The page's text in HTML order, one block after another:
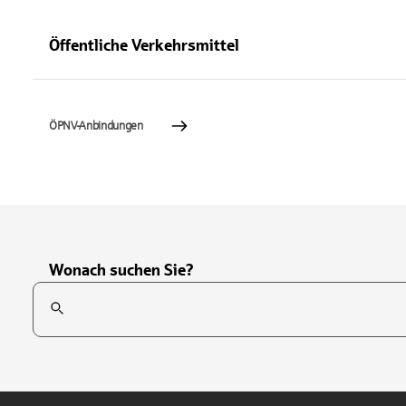
Öffentliche Verkehrsmittel
ÖPNV-Anbindungen
Wonach suchen Sie?
Suchfeld